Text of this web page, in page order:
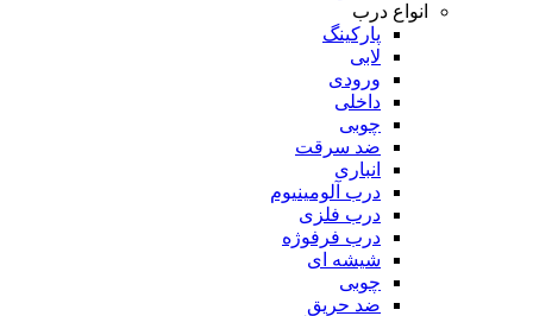
انواع درب
پارکینگ
لابی
ورودی
داخلی
چوبی
ضد سرقت
انباری
درب آلومینیوم
درب فلزی
درب فرفوژه
شیشه ای
چوبی
ضد حریق